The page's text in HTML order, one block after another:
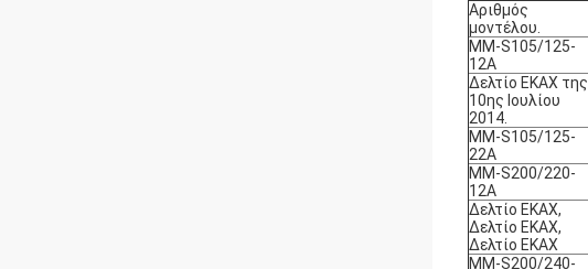
Αριθμός
μοντέλου.
ΜΜ-S105/125-
12Α
Δελτίο ΕΚΑΧ της
10ης Ιουλίου
2014.
ΜΜ-S105/125-
22Α
ΜΜ-S200/220-
12Α
Δελτίο ΕΚΑΧ,
Δελτίο ΕΚΑΧ,
Δελτίο ΕΚΑΧ
ΜΜ-S200/240-